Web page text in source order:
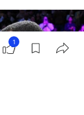
1